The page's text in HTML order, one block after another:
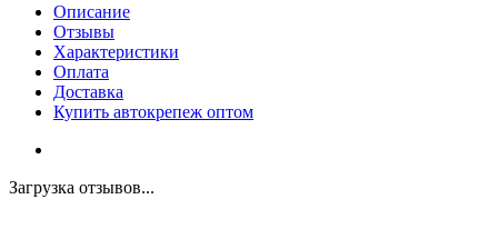
Описание
Отзывы
Характеристики
Оплата
Доставка
Купить автокрепеж оптом
Загрузка отзывов...